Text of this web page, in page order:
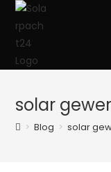
Zum
Inhalt
springen
solar
> Blog > solar